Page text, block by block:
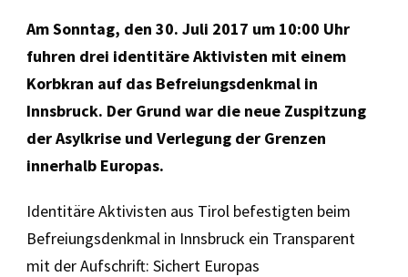
Am Sonntag, den 30. Juli 2017 um 10:00 Uhr
fuhren drei identitäre Aktivisten mit einem
Korbkran auf das Befreiungsdenkmal in
Innsbruck. Der Grund war die neue Zuspitzung
der Asylkrise und Verlegung der Grenzen
innerhalb Europas.
Identitäre Aktivisten aus Tirol befestigten beim
Befreiungsdenkmal in Innsbruck ein Transparent
mit der Aufschrift: Sichert Europas